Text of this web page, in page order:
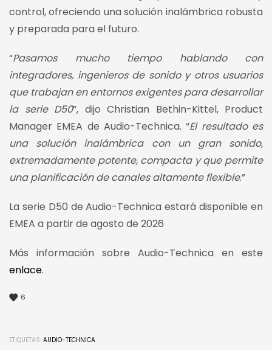
control, ofreciendo una solución inalámbrica robusta
y preparada para el futuro.
“Pasamos mucho tiempo hablando con
integradores, ingenieros de sonido y otros usuarios
que trabajan en entornos exigentes para desarrollar
la serie D50”, dijo Christian Bethin-Kittel, Product
Manager EMEA de Audio-Technica. “El resultado es
una solución inalámbrica con un gran sonido,
extremadamente potente, compacta y que permite
una planificación de canales altamente flexible.”
La serie D50 de Audio-Technica estará disponible en
EMEA a partir de agosto de 2026
Más información sobre Audio-Technica en este
enlace.
6
ETIQUETAS: AUDIO-TECHNICA